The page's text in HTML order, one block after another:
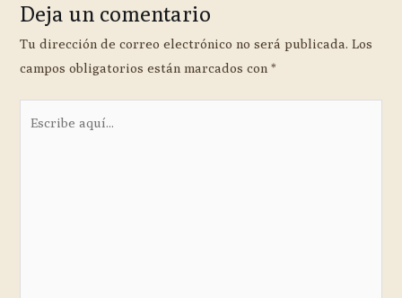
Deja un comentario
Tu dirección de correo electrónico no será publicada. Los
campos obligatorios están marcados con*